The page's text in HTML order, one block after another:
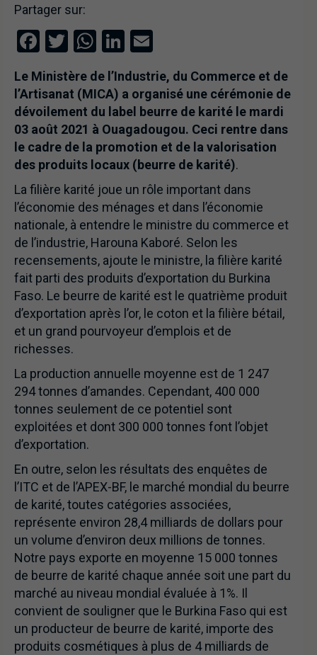
Partager sur:
Facebook
Twitter
WhatsApp
LinkedIn
Le Ministère de l’Industrie, du Commerce et de
l’Artisanat (MICA) a organisé une cérémonie de
dévoilement du label beurre de karité le mardi
03 août 2021 à Ouagadougou. Ceci rentre dans
le cadre de la promotion et de la valorisation
des produits locaux (beurre de karité).
La filière karité joue un rôle important dans
l’économie des ménages et dans l’économie
nationale, à entendre le ministre du commerce et
de l’industrie, Harouna Kaboré. Selon les
recensements, ajoute le ministre, la filière karité
fait parti des produits d’exportation du Burkina
Faso. Le beurre de karité est le quatrième produit
d’exportation après l’or, le coton et la filière bétail,
et un grand pourvoyeur d’emplois et de
richesses.
La production annuelle moyenne est de 1 247
294 tonnes d’amandes. Cependant, 400 000
tonnes seulement de ce potentiel sont
exploitées et dont 300 000 tonnes font l’objet
d’exportation.
En outre, selon les résultats des enquêtes de
l’ITC et de l’APEX-BF, le marché mondial du beurre
de karité, toutes catégories associées,
représente environ 28,4 milliards de dollars pour
un volume d’environ deux millions de tonnes.
Notre pays exporte en moyenne 15 000 tonnes
de beurre de karité chaque année soit une part du
marché au niveau mondial évaluée à 1%. Il
convient de souligner que le Burkina Faso qui est
un producteur de beurre de karité, importe des
produits cosmétiques à plus de 4 milliards de